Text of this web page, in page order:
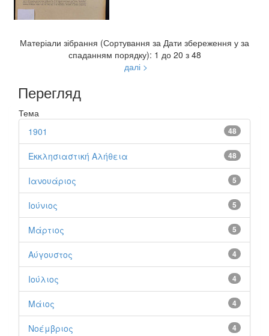
Матеріали зібрання (Сортування за Дати збереження у за
спаданням порядку): 1 до 20 з 48
далі >
Перегляд
Тема
48
1901
48
Εκκλησιαστική Αλήθεια
5
Ιανουάριος
5
Ιούνιος
5
Μάρτιος
4
Αύγουστος
4
Ιούλιος
4
Μάιος
4
Νοέμβριος